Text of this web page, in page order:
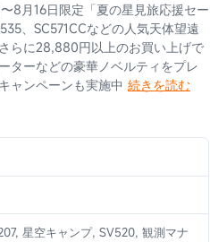
8月16日限定「夏の星見旅応援セー
、SC571CCなどの人気天体望遠
らに28,880円以上のお買い上げで
ターなどの豪華ノベルティをプレ
ャンペーンも実施中 続きを読む
星空キャンプ, SV520, 観測マナ